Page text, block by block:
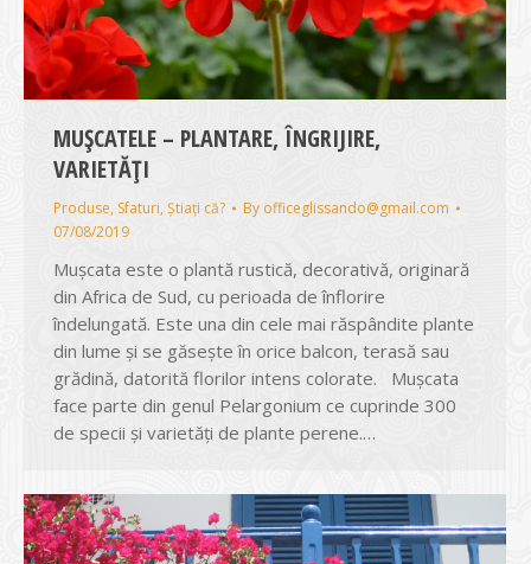
MUȘCATELE – PLANTARE, ÎNGRIJIRE,
VARIETĂȚI
Produse, Sfaturi, Știați că? By officeglissando@gmail.com
07/08/2019
Mușcata este o plantă rustică, decorativă, originară
din Africa de Sud, cu perioada de înflorire
îndelungată. Este una din cele mai răspândite plante
din lume și se găsește în orice balcon, terasă sau
grădină, datorită florilor intens colorate. Mușcata
face parte din genul Pelargonium ce cuprinde 300
de specii și varietăți de plante perene.…